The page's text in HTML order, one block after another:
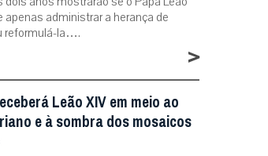
apenas administrar a herança de
reformulá-la….
>
Leão XIV em meio ao
e à sombra dos mosaicos